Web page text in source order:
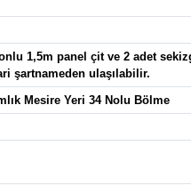
1,5m panel çit ve 2 adet
şartnameden ulaşılabilir.
Mesire Yeri 34 Nolu Bölme